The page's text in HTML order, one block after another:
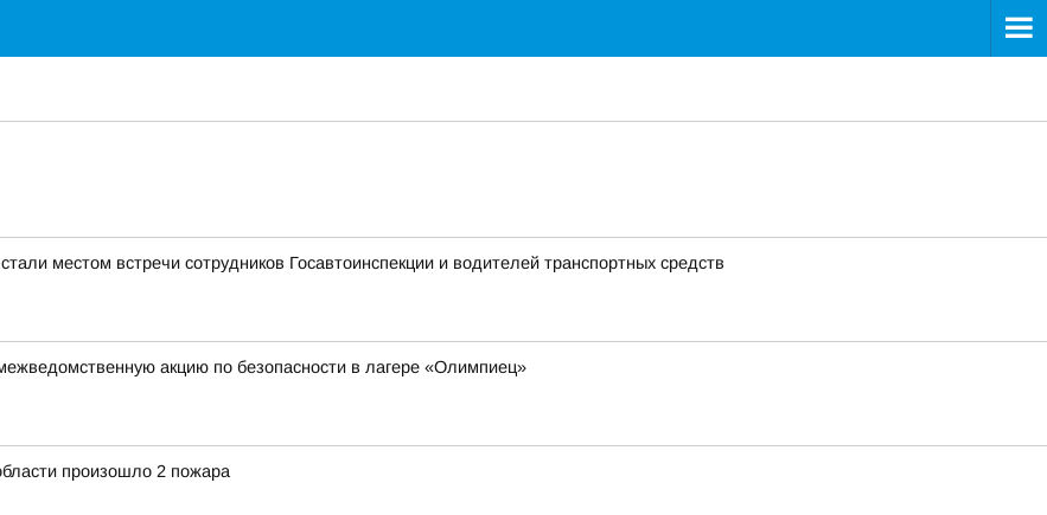
местом встречи сотрудников Госавтоинспекции и водителей транспортных средств
акцию по безопасности в лагере «Олимпиец»
произошло 2 пожара